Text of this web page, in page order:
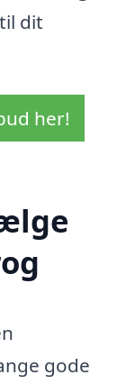
dit
her!
gode